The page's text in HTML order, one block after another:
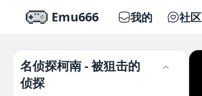
Emu666 我的 社区
名侦探柯南 - 被狙击的
侦探